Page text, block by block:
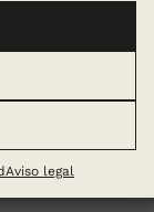
Aviso legal
y de